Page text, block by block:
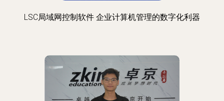
LSC局域网控制软件 企业计算机管理的数字化利器